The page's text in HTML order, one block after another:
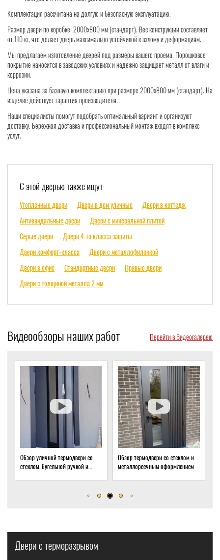
Комплектация рассчитана на долгую и безопасную эксплуатацию.
Размер двери по коробке: 2000x800 мм (стандарт). Вес конструкции составляет
от 110 кг, что делает дверь максимально устойчивой к взлому и деформациям.
Мы предлагаем изготовление дверей под размеры вашего проема. Порошковое
покрытие наносится в заводских условиях и надежно защищает металл от влаги и
коррозии.
Цена указана за базовую комплектацию при размере 2000x800 мм (стандарт). На
изделие действует гарантия производителя.
Наши специалисты помогут подобрать оптимальный вариант и организуют
доставку. Бережная доставка и профессиональный монтаж входят в комплекс
услуг.
С этой дверью также ищут
Утепленные двери Двери в дом уличные
Двери в коттедж
Антивандальные двери
Двери с минеральной плитой
Серые двери
Двери 4-го класса защиты
Двери комфорт-класса
Двери с металлофиленкой
Двери в офис
Стандартные двери
Правые двери
Двери с толщиной металла 2 мм
Видеообзоры наших работ Перейти в Видеогалерею
Обзор термодвери со стеклом и
металлореечным оформлением
Обзор термодвери с ковкой и
стеклом для подвала частного
Двери с терморазрывом